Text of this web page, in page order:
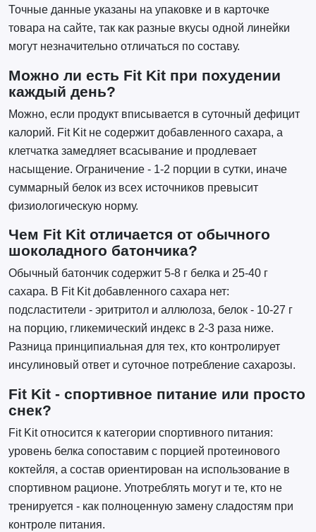
Точные данные указаны на упаковке и в карточке
товара на сайте, так как разные вкусы одной линейки
могут незначительно отличаться по составу.
Можно ли есть Fit Kit при похудении
каждый день?
Можно, если продукт вписывается в суточный дефицит
калорий. Fit Kit не содержит добавленного сахара, а
клетчатка замедляет всасывание и продлевает
насыщение. Ограничение - 1-2 порции в сутки, иначе
суммарный белок из всех источников превысит
физиологическую норму.
Чем Fit Kit отличается от обычного
шоколадного батончика?
Обычный батончик содержит 5-8 г белка и 25-40 г
сахара. В Fit Kit добавленного сахара нет:
подсластители - эритритол и аллюлоза, белок - 10-27 г
на порцию, гликемический индекс в 2-3 раза ниже.
Разница принципиальная для тех, кто контролирует
инсулиновый ответ и суточное потребление сахарозы.
Fit Kit - спортивное питание или просто
снек?
Fit Kit относится к категории спортивного питания:
уровень белка сопоставим с порцией протеинового
коктейля, а состав ориентирован на использование в
спортивном рационе. Употреблять могут и те, кто не
тренируется - как полноценную замену сладостям при
контроле питания.